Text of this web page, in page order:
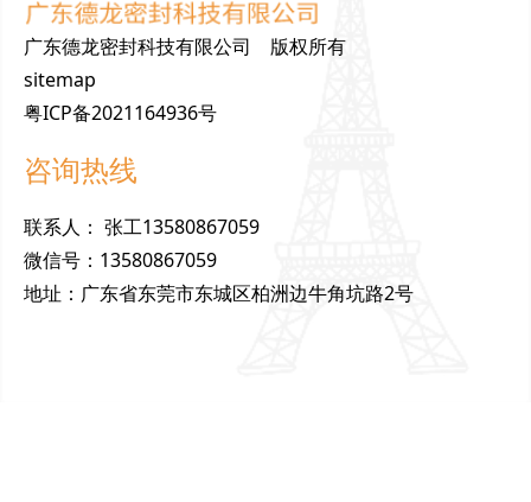
广东德龙密封科技有限公司 版权所有
sitemap
粤ICP备2021164936号
咨询热线
联系人 ： 张工13580867059
微信号 ： 13580867059
地址 ： 广东省东莞市东城区柏洲边牛角坑路2号